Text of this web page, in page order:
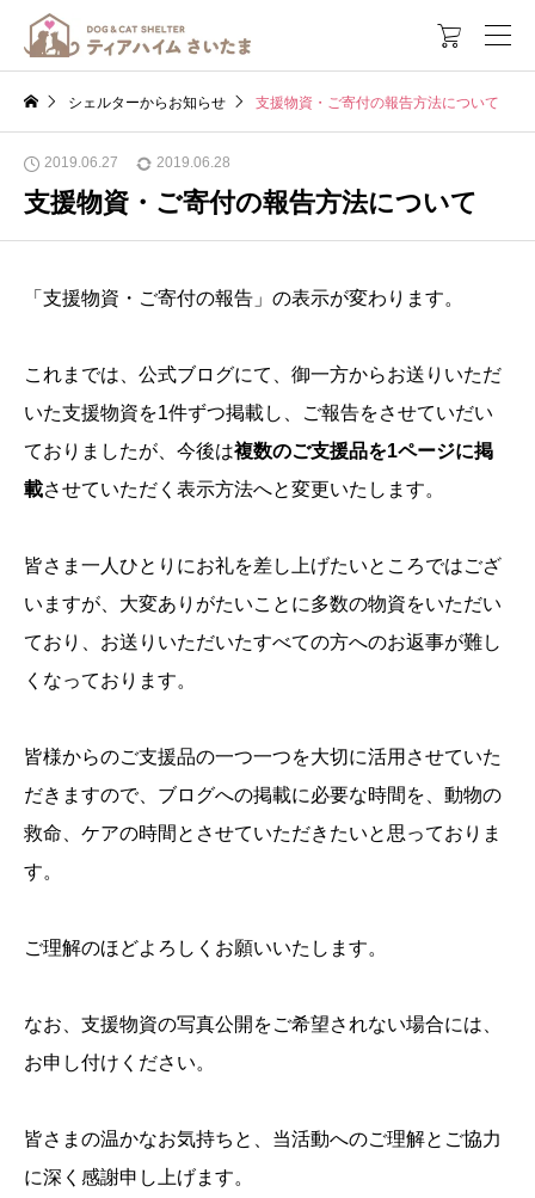

シェルターからお知らせ 支援物資・ご寄付の報告方法について
2019.06.27 2019.06.28
支援物資・ご寄付の報告方法について
「支援物資・ご寄付の報告」の表示が変わります。
これまでは、公式ブログにて、御一方からお送りいただ
いた支援物資を1件ずつ掲載し、ご報告をさせていだい
ておりましたが、今後は複数のご支援品を1ページに掲
載させていただく表示方法へと変更いたします。
皆さま一人ひとりにお礼を差し上げたいところではござ
いますが、大変ありがたいことに多数の物資をいただい
ており、お送りいただいたすべての方へのお返事が難し
くなっております。
皆様からのご支援品の一つ一つを大切に活用させていた
だきますので、ブログへの掲載に必要な時間を、動物の
救命、ケアの時間とさせていただきたいと思っておりま
す。
ご理解のほどよろしくお願いいたします。
なお、支援物資の写真公開をご希望されない場合には、
お申し付けください。
皆さまの温かなお気持ちと、当活動へのご理解とご協力
に深く感謝申し上げます。